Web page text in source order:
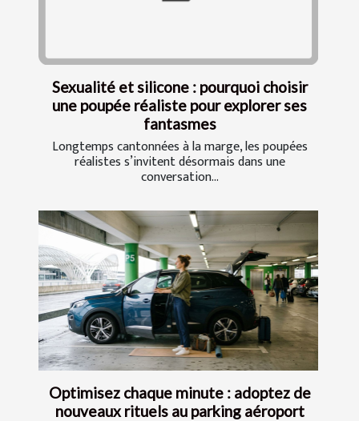
Sexualité et silicone : pourquoi choisir
une poupée réaliste pour explorer ses
fantasmes
Longtemps cantonnées à la marge, les poupées
réalistes s’invitent désormais dans une
conversation...
Optimisez chaque minute : adoptez de
nouveaux rituels au parking aéroport